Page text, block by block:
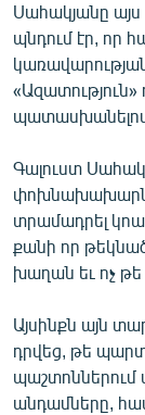
ՁԳՏԵԼՈՎ
ՓՈԴՔԱՍԹ
Հայերեն
Русский
ՀԵՏԵՎԵՔ ՄԵԶ
Սահակյանը
պնդում էր, որ
կառավարության
Գալուստ
տրամադրել
քանի որ
խաղան եւ ոչ
Այսինքն այն
դրվեց, թե
պաշտոններում
անդամները,